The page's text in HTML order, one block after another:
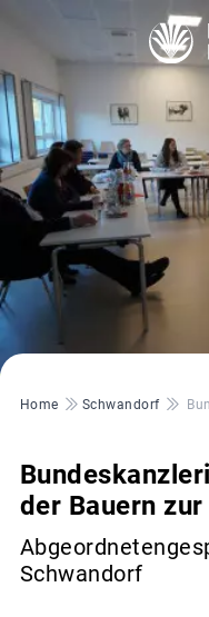
Pfadnavigation
Home Schwandorf
der Bauern
Schwandorf